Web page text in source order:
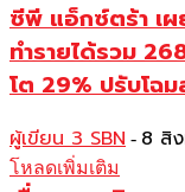
ซีพี แอ็กซ์ตร้า เ
ทำรายได้รวม
โต 29% ปรับโฉม
ผู้เขียน 3 SBN - 8 สิ
โหลดเพิ่มเติม